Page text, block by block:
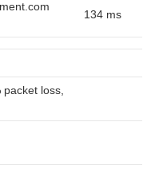
134 ms
packet loss,